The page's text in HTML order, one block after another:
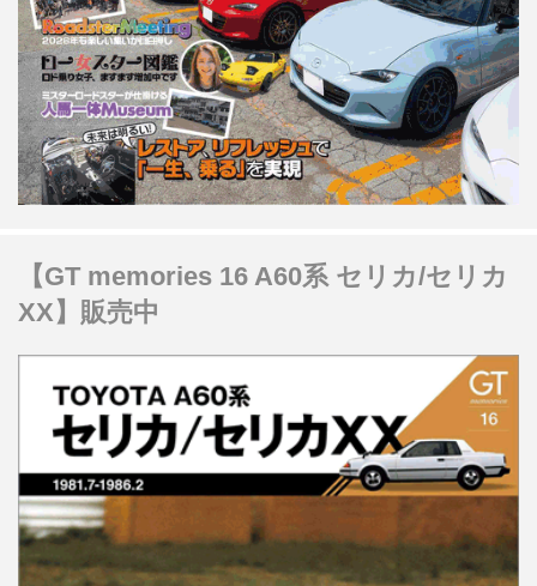
【GT memories 16 A60系 セリカ/セリカ
XX】販売中